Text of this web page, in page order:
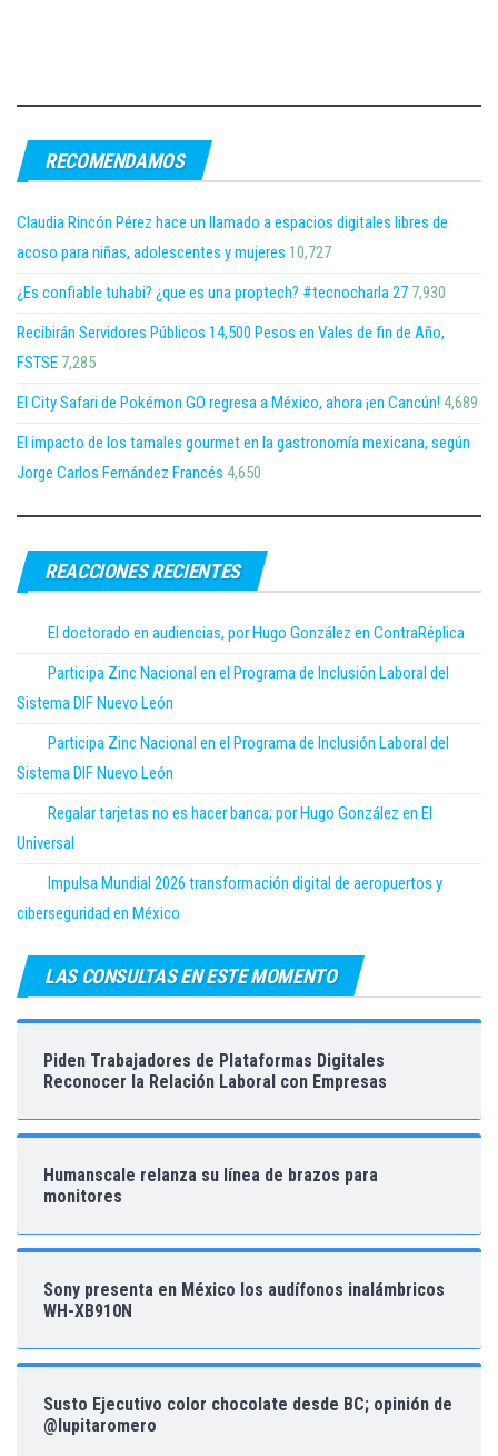
RECOMENDAMOS
Claudia Rincón Pérez hace un llamado a espacios digitales libres de
acoso para niñas, adolescentes y mujeres 10,727
¿Es confiable tuhabi? ¿que es una proptech? #tecnocharla 27 7,930
Recibirán Servidores Públicos 14,500 Pesos en Vales de fin de Año,
FSTSE 7,285
El City Safari de Pokémon GO regresa a México, ahora ¡en Cancún! 4,689
El impacto de los tamales gourmet en la gastronomía mexicana, según
Jorge Carlos Fernández Francés 4,650
REACCIONES RECIENTES
El doctorado en audiencias, por Hugo González en ContraRéplica
Participa Zinc Nacional en el Programa de Inclusión Laboral del
Sistema DIF Nuevo León
Participa Zinc Nacional en el Programa de Inclusión Laboral del
Sistema DIF Nuevo León
Regalar tarjetas no es hacer banca; por Hugo González en El
Universal
Impulsa Mundial 2026 transformación digital de aeropuertos y
ciberseguridad en México
LAS CONSULTAS EN ESTE MOMENTO
Piden Trabajadores de Plataformas Digitales
Reconocer la Relación Laboral con Empresas
Humanscale relanza su línea de brazos para
monitores
Sony presenta en México los audífonos inalámbricos
WH-XB910N
Susto Ejecutivo color chocolate desde BC; opinión de
@lupitaromero